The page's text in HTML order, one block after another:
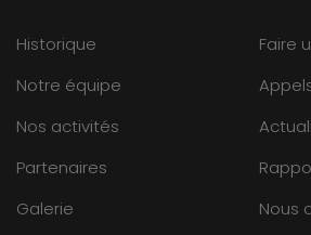
Historique
Notre équipe
Nos activités
Partenaires
Galerie
Faire
Nous